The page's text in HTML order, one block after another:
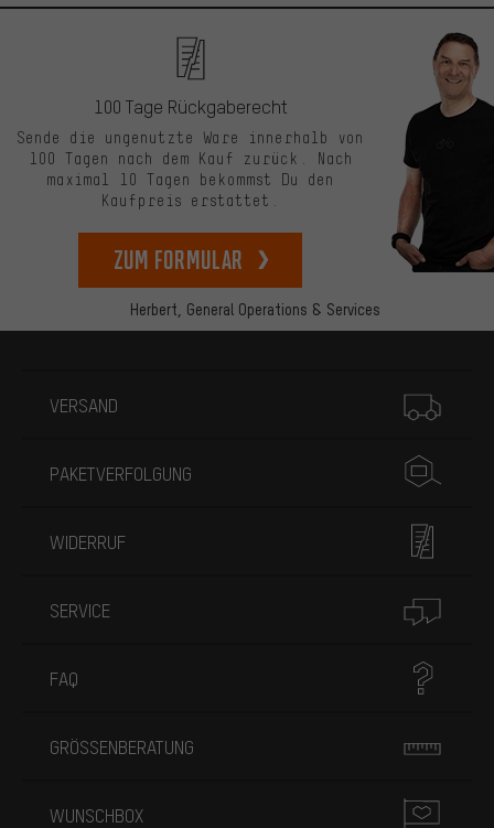
Herbert, General Operations & Services
100 Tage Rückgaberecht
Sende die ungenutzte Ware innerhalb von
100 Tagen nach dem Kauf zurück. Nach
maximal 10 Tagen bekommst Du den
Kaufpreis erstattet.
zum Formular
VERSAND
PAKETVERFOLGUNG
WIDERRUF
SERVICE
FAQ
GRÖSSENBERATUNG
WUNSCHBOX